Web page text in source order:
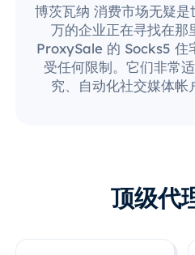
博茨瓦纳 消费市场无疑
万的企业正在寻找在那
ProxySale 的 Socks5 住
受任何限制。它们非常
究、自动化社交媒体帐
顶级代